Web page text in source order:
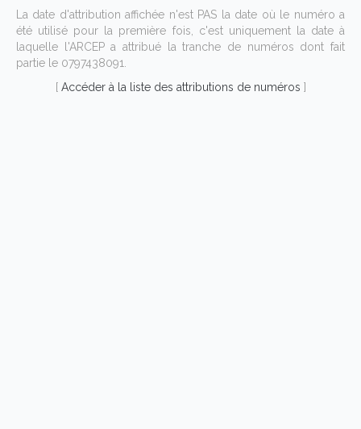
La date d'attribution affichée n'est PAS la date où le numéro a
été utilisé pour la première fois, c'est uniquement la date à
laquelle l'ARCEP a attribué la tranche de numéros dont fait
partie le 0797438091.
[ Accéder à la liste des attributions de numéros ]